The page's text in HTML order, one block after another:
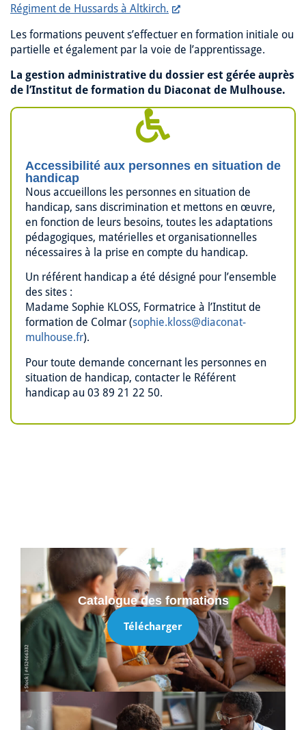
Régiment de Hussards à Altkirch.
Les formations peuvent s’effectuer en formation initiale ou
partielle et également par la voie de l’apprentissage.
La gestion administrative du dossier est gérée auprès
de l’Institut de formation du Diaconat de Mulhouse.
Accessibilité aux personnes en situation de
handicap​
Nous accueillons les personnes en situation de
handicap, sans discrimination et mettons en œuvre,
en fonction de leurs besoins, toutes les adaptations
pédagogiques, matérielles et organisationnelles
nécessaires à la prise en compte du handicap.
Un référent handicap a été désigné pour l’ensemble
des sites :
Madame Sophie KLOSS, Formatrice à l’Institut de
formation de Colmar (sophie.kloss@diaconat-
mulhouse.fr).
Pour toute demande concernant les personnes en
situation de handicap, contacter le Référent
handicap au 03 89 21 22 50.
Catalogue des formations
Télécharger